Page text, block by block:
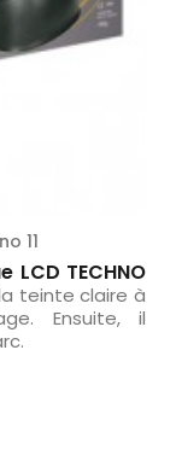
11
LCD TECHNO
teinte claire à
Ensuite, il